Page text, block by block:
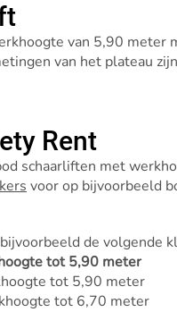
van 5,90
van het plateau
Rent
schaarliften met
voor op bijvoorbeeld
de volgende
tot 5,90 meter
tot 5,90 meter
tot 6,70 meter